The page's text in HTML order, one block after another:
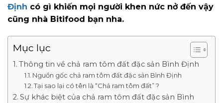
Định có gì khiến mọi người khen nức nở đến vậy
cũng nhà Bitifood bạn nha.
Mục lục
Thông tin về chả ram tôm đất đặc sản Bình Định
Nguồn gốc chả ram tôm đất đặc sản Bình Định
Tại sao lại có tên là “Chả ram tôm đất” ?
Sự khác biệt của chả ram tôm đất đặc sản Bình